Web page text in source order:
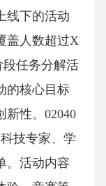
线下的活动
盖人数超过X
任务分解活
的核心目标
新性。02040
技专家、学
。活动内容